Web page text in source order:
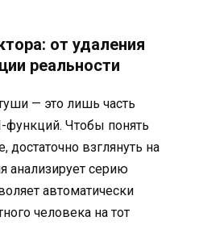
от удаления
реальности
— это лишь часть
Чтобы понять
достаточно взглянуть на
анализирует серию
автоматически
человека на тот